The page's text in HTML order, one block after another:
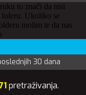
to znači da nisi
Ukoliko se
molim te da nas
30 dana
pretraživanja.